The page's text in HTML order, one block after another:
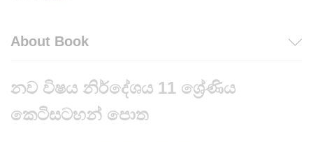
About Book
නව විෂය නිර්දේශය 11 ශ්‍රේණිය
කෙටිසටහන් පොත